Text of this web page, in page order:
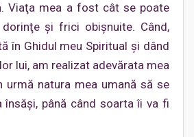
Viaţa mea a fost cât se poate
şi frici obişnuite. Când,
în Ghidul meu Spiritual şi dând
lui, am realizat adevărata mea
urmă natura mea umană să se
însăşi, până când soarta îi va fi